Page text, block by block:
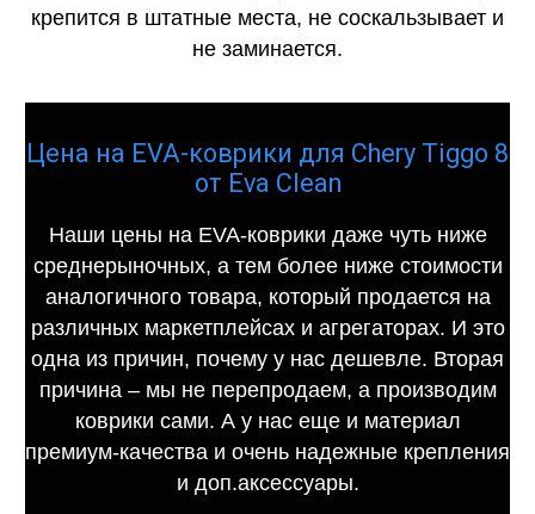
крепится в штатные места, не соскальзывает и
не заминается.
Цена на EVA-коврики для Chery Tiggo 8
от Eva Clean
Наши цены на EVA-коврики даже чуть ниже
среднерыночных, а тем более ниже стоимости
аналогичного товара, который продается на
различных маркетплейсах и агрегаторах. И это
одна из причин, почему у нас дешевле. Вторая
причина – мы не перепродаем, а производим
коврики сами. А у нас еще и материал
премиум-качества и очень надежные крепления
и доп.аксессуары.